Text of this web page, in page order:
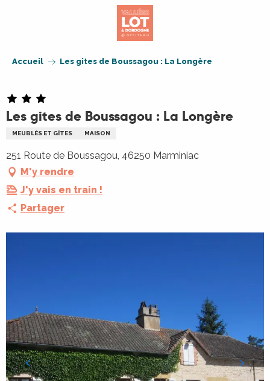
Accueil Les gites de Boussagou : La Longère
Les gites de Boussagou : La Longère
MEUBLÉS ET GÎTES MAISON
251 Route de Boussagou, 46250 Marminiac
M'y rendre
J'y vais en train !
Partager